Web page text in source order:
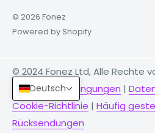
© 2026 Fonez
Powered by Shopify
© 2024 Fonez Ltd, Alle Rechte
Geschäftsbedingungen |
Cookie-Richtlinie | Häufig
Rücksendungen
Deutsch